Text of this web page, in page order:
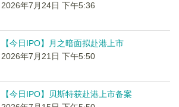
2026年7月24日 下午5:36
【今日IPO】月之暗面拟赴港上市
2026年7月21日 下午5:50
【今日IPO】贝斯特获赴港上市备案